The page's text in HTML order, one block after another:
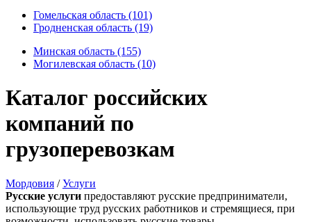
Гомельская область (101)
Гродненская область (19)
Минская область (155)
Могилевская область (10)
Каталог российских
компаний по
грузоперевозкам
Мордовия /Услуги
Русские услуги предоставляют русские предприниматели,
использующие труд русских работников и стремящиеся, при